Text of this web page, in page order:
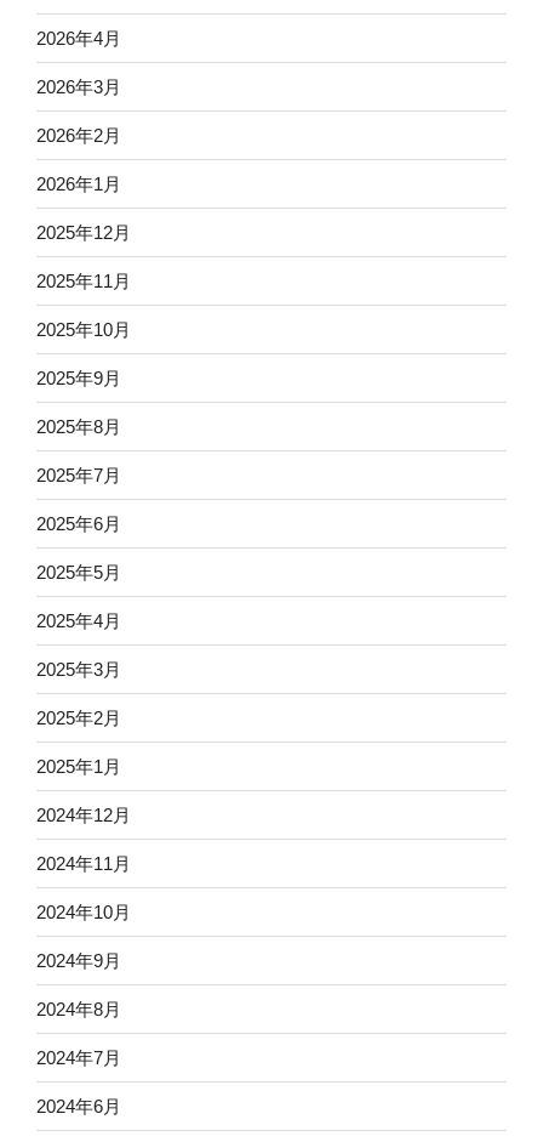
2026年4月
2026年3月
2026年2月
2026年1月
2025年12月
2025年11月
2025年10月
2025年9月
2025年8月
2025年7月
2025年6月
2025年5月
2025年4月
2025年3月
2025年2月
2025年1月
2024年12月
2024年11月
2024年10月
2024年9月
2024年8月
2024年7月
2024年6月